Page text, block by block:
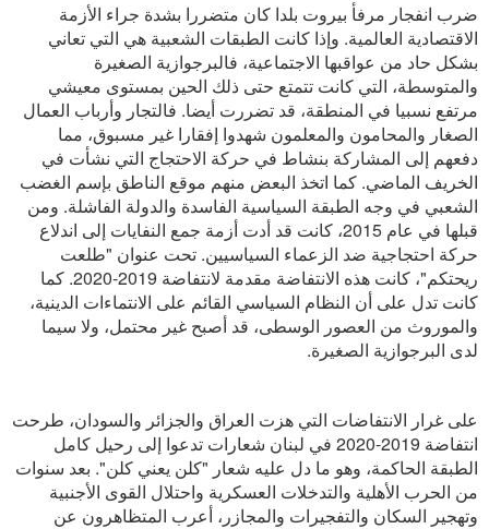
ضرب انفجار مرفأ بيروت بلدا كان متضررا بشدة جراء الأزمة
الاقتصادية العالمية. وإذا كانت الطبقات الشعبية هي التي تعاني
بشكل حاد من عواقبها الاجتماعية، فالبرجوازية الصغيرة
والمتوسطة، التي كانت تتمتع حتى ذلك الحين بمستوى معيشي
مرتفع نسبيا في المنطقة، قد تضررت أيضا. فالتجار وأرباب العمال
الصغار والمحامون والمعلمون شهدوا إفقارا غير مسبوق، مما
دفعهم إلى المشاركة بنشاط في حركة الاحتجاج التي نشأت في
الخريف الماضي. كما اتخذ البعض منهم موقع الناطق بإسم الغضب
الشعبي في وجه الطبقة السياسية الفاسدة والدولة الفاشلة. ومن
قبلها في عام 2015، كانت قد أدت أزمة جمع النفايات إلى اندلاع
حركة احتجاجية ضد الزعماء السياسيين. تحت عنوان "طلعت
ريحتكم"، كانت هذه الانتفاضة مقدمة لانتفاضة 2019-2020. كما
كانت تدل على أن النظام السياسي القائم على الانتماءات الدينية،
والموروث من العصور الوسطى، قد أصبح غير محتمل، ولا سيما
لدى البرجوازية الصغيرة.
على غرار الانتفاضات التي هزت العراق والجزائر والسودان، طرحت
انتفاضة 2019-2020 في لبنان شعارات تدعوا إلى رحيل كامل
الطبقة الحاكمة، وهو ما دل عليه شعار "كلن يعني كلن". بعد سنوات
من الحرب الأهلية والتدخلات العسكرية واحتلال القوى الأجنبية
وتهجير السكان والتفجيرات والمجازر، أعرب المتظاهرون عن